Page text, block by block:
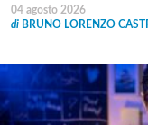
04 agosto 2026
di BRUNO LORENZO